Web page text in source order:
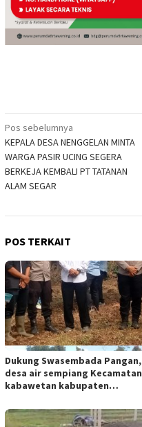
Navigasi
pos
Pos sebelumnya
KEPALA DESA NENGGELAN MINTA
WARGA PASIR UCING SEGERA
BERKEJA KEMBALI PT TATANAN
ALAM SEGAR
POS TERKAIT
Dukung Swasembada Pangan,
desa air sempiang Kecamatan
kabawetan kabupaten
28 mei 2025